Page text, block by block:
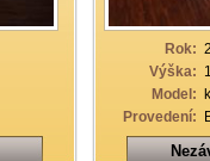
Rok:
Výška:
Model:
Provedení: